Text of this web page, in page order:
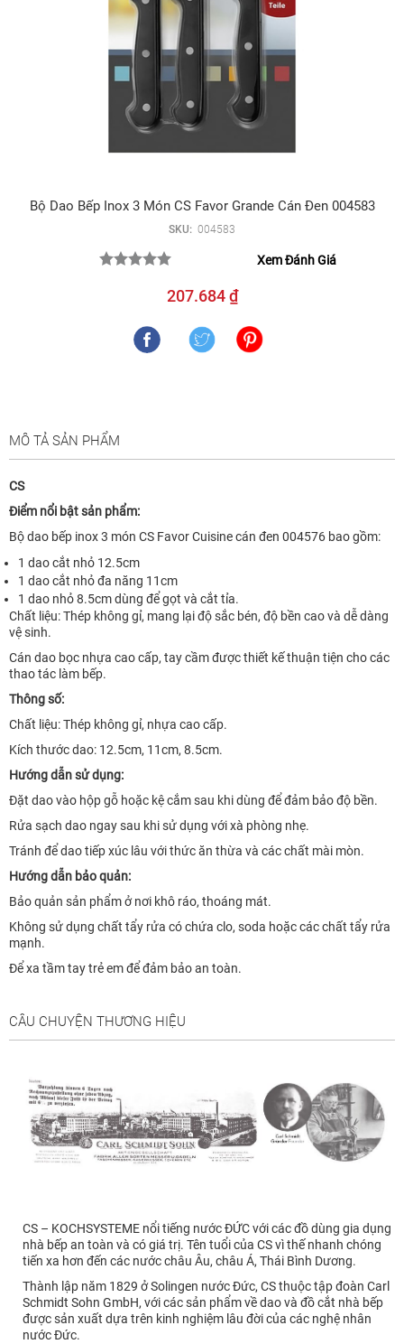
Bộ Dao Bếp Inox 3 Món CS Favor Grande Cán Đen 004583
SKU: 004583
Xem Đánh Giá
207.684 ₫
MÔ TẢ SẢN PHẨM
CS
Điểm nổi bật sản phẩm:
Bộ dao bếp inox 3 món CS Favor Cuisine cán đen 004576 bao gồm:
1 dao cắt nhỏ 12.5cm
1 dao cắt nhỏ đa năng 11cm
1 dao nhỏ 8.5cm dùng để gọt và cắt tỉa.
Chất liệu: Thép không gỉ, mang lại độ sắc bén, độ bền cao và dễ dàng
vệ sinh.
Cán dao bọc nhựa cao cấp, tay cầm được thiết kế thuận tiện cho các
thao tác làm bếp.
Thông số:
Chất liệu: Thép không gỉ, nhựa cao cấp.
Kích thước dao: 12.5cm, 11cm, 8.5cm.
Hướng dẫn sử dụng:
Đặt dao vào hộp gỗ hoặc kệ cắm sau khi dùng để đảm bảo độ bền.
Rửa sạch dao ngay sau khi sử dụng với xà phòng nhẹ.
Tránh để dao tiếp xúc lâu với thức ăn thừa và các chất mài mòn.
Hướng dẫn bảo quản:
Bảo quản sản phẩm ở nơi khô ráo, thoáng mát.
Không sử dụng chất tẩy rửa có chứa clo, soda hoặc các chất tẩy rửa
mạnh.
Để xa tầm tay trẻ em để đảm bảo an toàn.
CÂU CHUYỆN THƯƠNG HIỆU
CS – KOCHSYSTEME nổi tiếng nước ĐỨC với các đồ dùng gia dụng
nhà bếp an toàn và có giá trị. Tên tuổi của CS vì thế nhanh chóng
tiến xa hơn đến các nước châu Âu, châu Á, Thái Bình Dương.
Thành lập năm 1829 ở Solingen nước Đức, CS thuộc tập đoàn Carl
Schmidt Sohn GmbH, với các sản phẩm về dao và đồ cắt nhà bếp
được sản xuất dựa trên kinh nghiệm lâu đời của các nghệ nhân
nước Đức.